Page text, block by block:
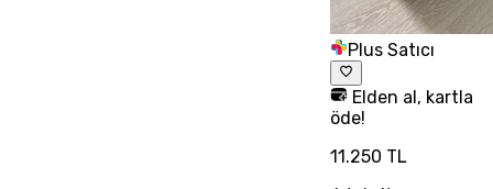
Plus Satıcı
Elden al, kartla
öde!
11.250 TL